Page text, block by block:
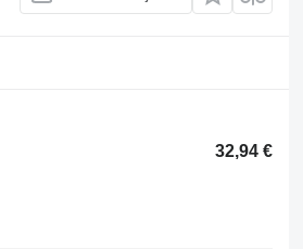
32,94 €